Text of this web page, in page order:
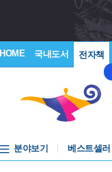
HOME 국내도서 전자책
분야보기 베스트셀러